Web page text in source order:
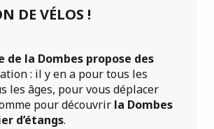
DE VÉLOS !
de la Dombes propose des
: il y en a pour tous les
les âges, pour vous déplacer
pour découvrir la Dombes
d’étangs.